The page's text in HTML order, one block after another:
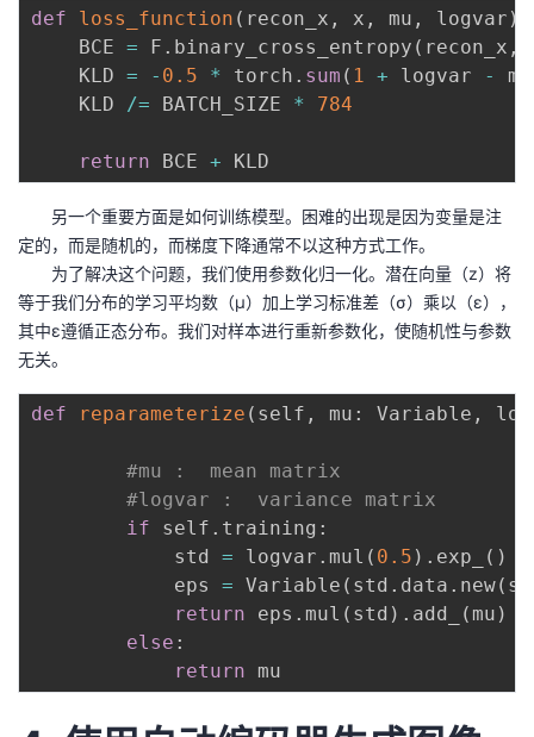
def loss_function ( recon_x , x , mu , logvar )
    BCE
= F . binary_cross_entropy ( recon_x ,
    KLD
= - 0.5 * torch . sum ( 1 + logvar - mu
    KLD
/= BATCH_SIZE * 784
return BCE +
另一个重要方面是如何训练模型。困难的出现是因为变量是注
定的，而是随机的，而梯度下降通常不以这种方式工作。
为了解决这个问题，我们使用参数化归一化。潜在向量（z）将
等于我们分布的学习平均数（μ）加上学习标准差（σ）乘以（ε），
其中ε遵循正态分布。我们对样本进行重新参数化，使随机性与参数
无关。
def reparameterize ( self , mu : Variable ,
#mu :  mean matrix
#logvar :  variance matrix
if self . training :
            std
= logvar . mul ( 0.5 ) . exp_ ( )
            eps
= Variable ( std . data . new(
return eps . mul ( std ) . add_ ( mu )
else :
return